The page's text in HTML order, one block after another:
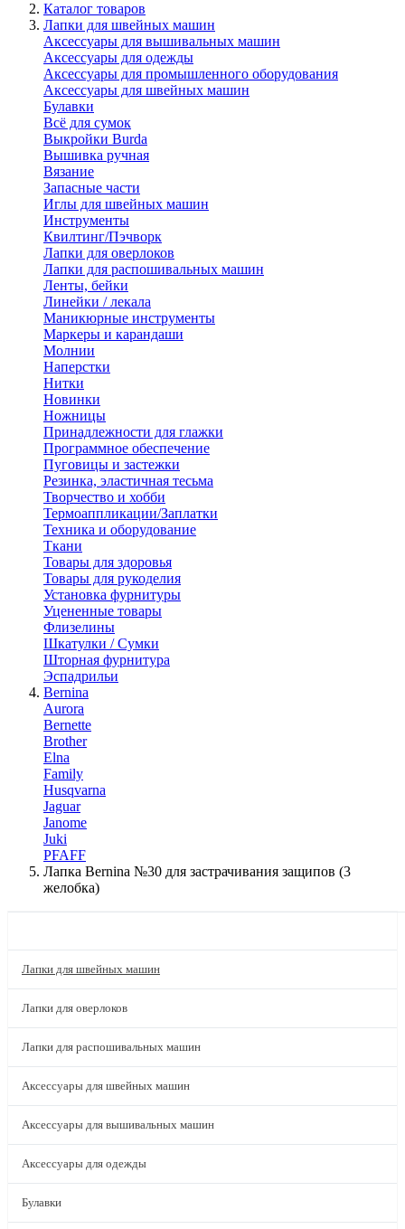
Каталог товаров
Лапки для швейных машин
Аксессуары для вышивальных машин
Аксессуары для одежды
Аксессуары для промышленного оборудования
Аксессуары для швейных машин
Булавки
Всё для сумок
Выкройки Burda
Вышивка ручная
Вязание
Запасные части
Иглы для швейных машин
Инструменты
Квилтинг/Пэчворк
Лапки для оверлоков
Лапки для распошивальных машин
Ленты, бейки
Линейки / лекала
Маникюрные инструменты
Маркеры и карандаши
Молнии
Наперстки
Нитки
Новинки
Ножницы
Принадлежности для глажки
Программное обеспечение
Пуговицы и застежки
Резинка, эластичная тесьма
Творчество и хобби
Термоаппликации/Заплатки
Техника и оборудование
Ткани
Товары для здоровья
Товары для рукоделия
Установка фурнитуры
Уцененные товары
Флизелины
Шкатулки / Сумки
Шторная фурнитура
Эспадрильи
Bernina
Aurora
Bernette
Brother
Elna
Family
Husqvarna
Jaguar
Janome
Juki
PFAFF
Лапка Bernina №30 для застрачивания защипов (3
желобка)
Лапки для швейных машин
Лапки для оверлоков
Лапки для распошивальных машин
Аксессуары для швейных машин
Аксессуары для вышивальных машин
Аксессуары для одежды
Булавки